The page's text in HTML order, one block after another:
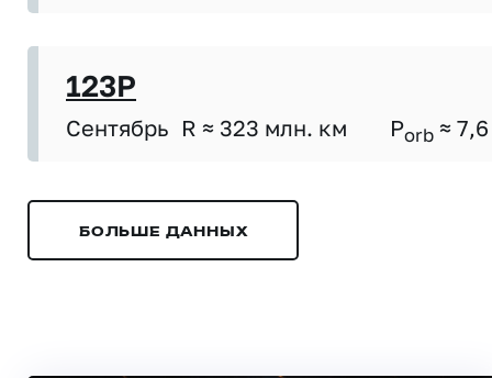
123P
Сентябрь R ≈ 323 млн. км Porb ≈ 7,6
БОЛЬШЕ ДАННЫХ